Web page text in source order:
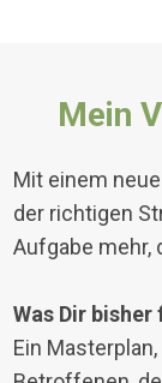
Mein
Mit einem
der richtigen
Aufgabe mehr,
Was Dir
Ein